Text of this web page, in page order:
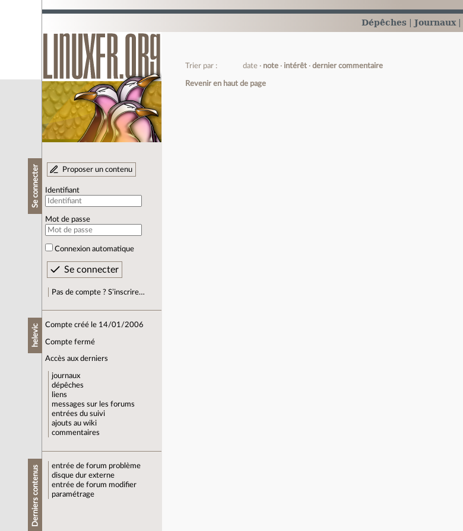
Dépêches Journaux
Se connecter Proposer un contenu
Identifiant
Mot de passe
Connexion automatique
Pas de compte ? S’inscrire…
helevic Compte créé le 14/01/2006
Compte fermé
Accès aux derniers
journaux
dépêches
liens
messages sur les forums
entrées du suivi
ajouts au wiki
commentaires
Derniers contenus entrée de forum problème
disque dur externe
entrée de forum modifier
paramétrage
Trier par : date note intérêt dernier commentaire
Revenir en haut de page